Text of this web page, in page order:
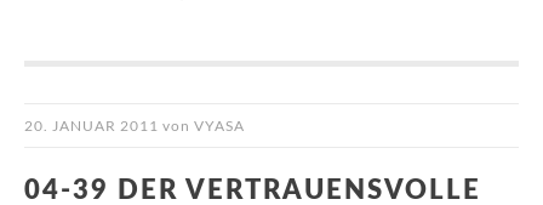
20. JANUAR 2011 von VYASA
04-39 DER VERTRAUENSVOLLE